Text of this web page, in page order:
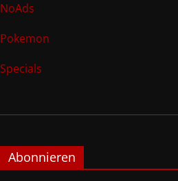
NoAds
Pokemon
Specials
Abonnieren